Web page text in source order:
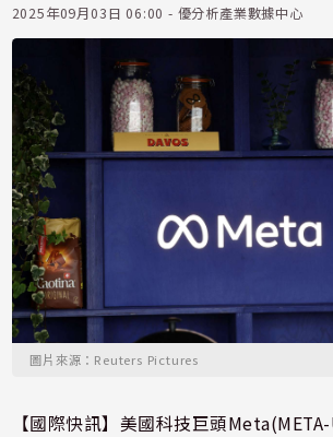
2025年09月03日 06:00 - 優分析產業數據中心
圖片來源：Reuters Pictures
【國際快訊】美國科技巨頭